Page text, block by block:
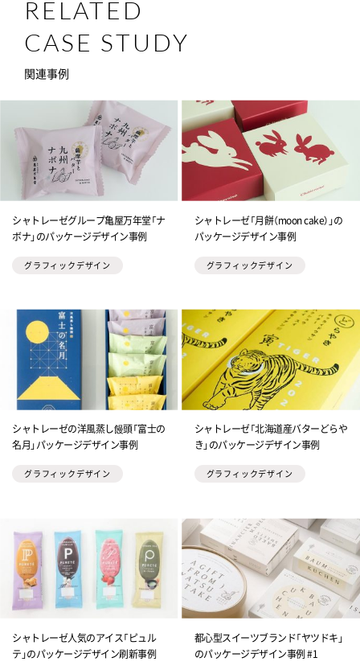
RELATED
CASE STUDY
関連事例
シャトレーゼグループ亀屋万年堂「ナ
ボナ」のパッケージデザイン事例
グラフィックデザイン
シャトレーゼ「月餅（moon cake）」の
パッケージデザイン事例
グラフィックデザイン
シャトレーゼの洋風蒸し饅頭「富士の
名月」パッケージデザイン事例
グラフィックデザイン
シャトレーゼ「北海道産バターどらや
き」のパッケージデザイン事例
グラフィックデザイン
シャトレーゼ人気のアイス「ピュル
テ」のパッケージデザイン刷新事例
都心型スイーツブランド「ヤツドキ」
のパッケージデザイン事例 #1